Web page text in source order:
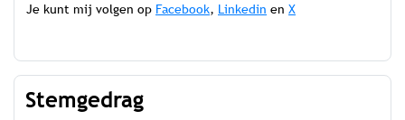
Je kunt mij volgen op Facebook, Linkedin en X
Stemgedrag